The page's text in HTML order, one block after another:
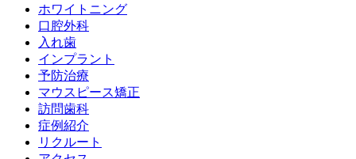
ホワイトニング
口腔外科
入れ歯
インプラント
予防治療
マウスピース矯正
訪問歯科
症例紹介
リクルート